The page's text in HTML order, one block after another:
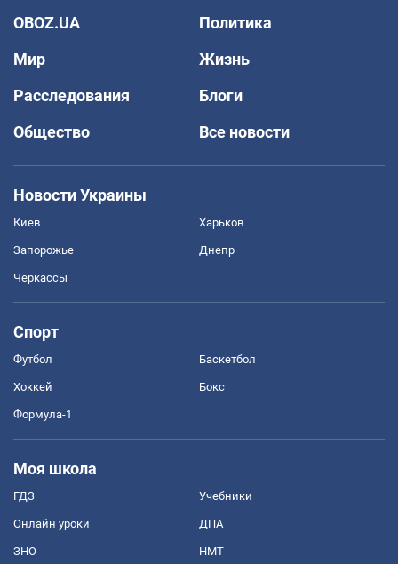
OBOZ.UA
Политика
Мир
Жизнь
Расследования
Блоги
Общество
Все новости
Новости Украины
Киев Харьков
Запорожье Днепр
Черкассы
Спорт
Футбол Баскетбол
Хоккей Бокс
Формула-1
Моя школа
ГДЗ Учебники
Онлайн уроки ДПА
ЗНО НМТ